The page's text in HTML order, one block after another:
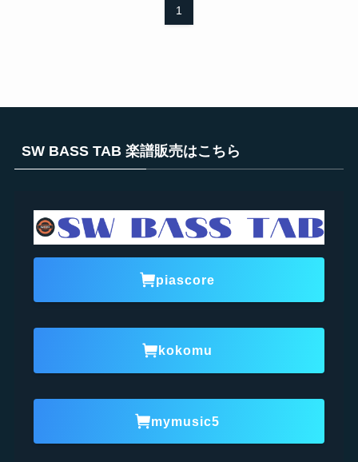
1
SW BASS TAB 楽譜販売はこちら
piascore
kokomu
mymusic5